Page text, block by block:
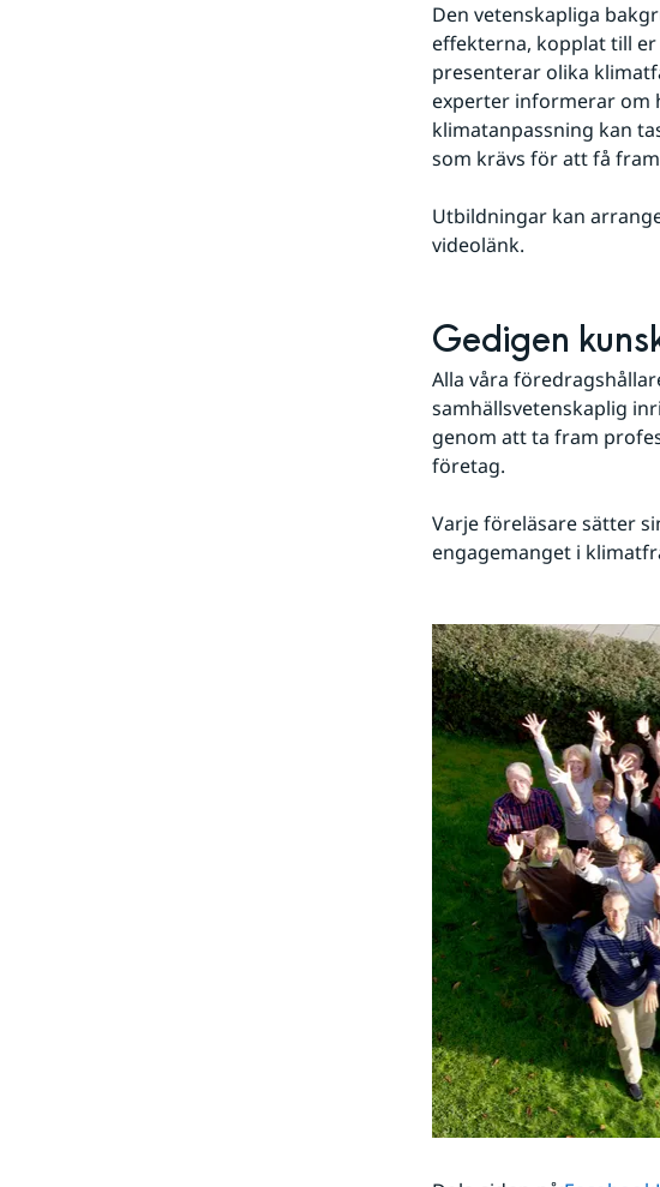
Den vetenskapliga
effekterna, kopplat till
presenterar olika
experter informerar om
klimatanpassning kan
som krävs för att få
Utbildningar kan
videolänk.
Gedigen
Alla våra
samhällsvetenskaplig
genom att ta fram
företag.
Varje föreläsare sätter
engagemanget i